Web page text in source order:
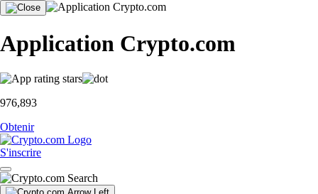
Application Crypto.com
976,893
Obtenir
S'inscrire